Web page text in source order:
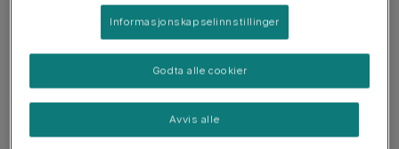
Ingen stemmer ennå
Tilgjengelige størrelser 1.5 kg 3 kg 10 kg
Utviklet med spesielt utvalgte proteinkilder og uten
Informasjonskapselinnstillinger
Avvis alle
Godta alle cookier